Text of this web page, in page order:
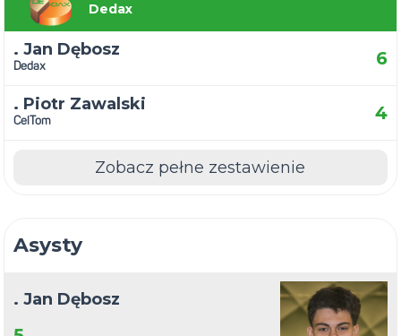
Dedax
. Jan Dębosz
Dedax 6
. Piotr Zawalski
CelTom 4
Zobacz pełne zestawienie
Asysty
. Jan Dębosz